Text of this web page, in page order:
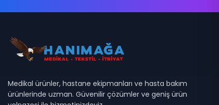
Medikal ürünler, hastane ekipmanları ve hasta bakım
ürünlerinde uzman. Güvenilir çözümler ve geniş ürün